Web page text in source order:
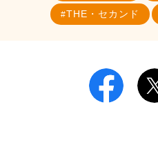
THE・セカンド